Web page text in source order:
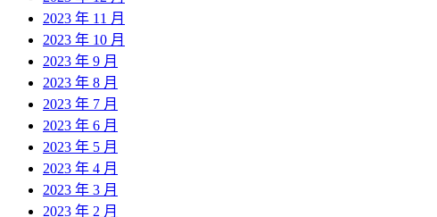
2023 年 11 月
2023 年 10 月
2023 年 9 月
2023 年 8 月
2023 年 7 月
2023 年 6 月
2023 年 5 月
2023 年 4 月
2023 年 3 月
2023 年 2 月